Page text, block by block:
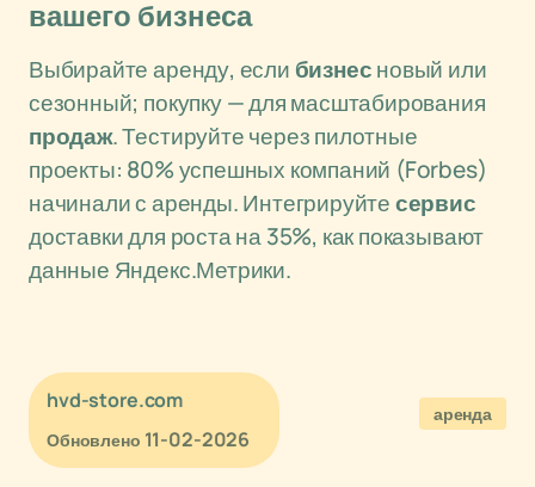
вашего бизнеса
Выбирайте аренду, если бизнесновый или
сезонный; покупку — для масштабирования
продаж. Тестируйте через пилотные
проекты: 80% успешных компаний (Forbes)
начинали с аренды. Интегрируйтесервис
доставки для роста на 35%, как показывают
данные Яндекс.Метрики.
hvd-store.com
Обновлено 11-02-2026
аренда